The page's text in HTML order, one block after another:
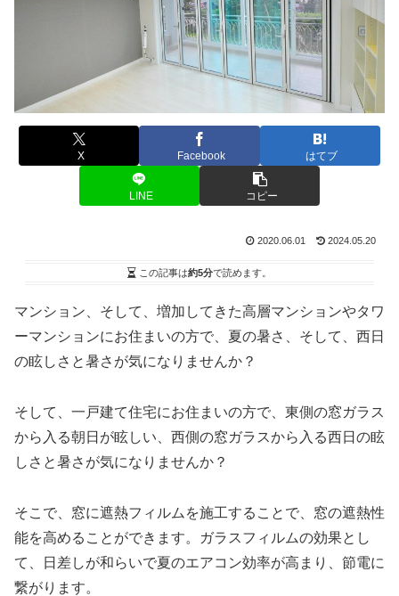
X Facebook はてブ
LINE コピー
2020.06.01 2024.05.20
この記事は約5分で読めます。
マンション、そして、増加してきた高層マンションやタワ
ーマンションにお住まいの方で、夏の暑さ、そして、西日
の眩しさと暑さが気になりませんか？
そして、一戸建て住宅にお住まいの方で、東側の窓ガラス
から入る朝日が眩しい、西側の窓ガラスから入る西日の眩
しさと暑さが気になりませんか？
そこで、窓に遮熱フィルムを施工することで、窓の遮熱性
能を高めることができます。ガラスフィルムの効果とし
て、日差しが和らいで夏のエアコン効率が高まり、節電に
繋がります。